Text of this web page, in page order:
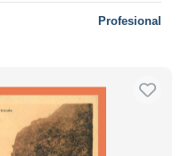
Profesional